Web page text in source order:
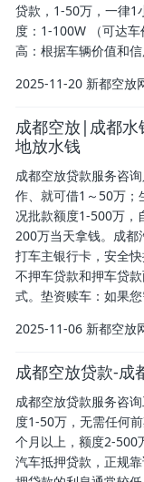
贷款，1-50万，一律1
度：1-100W （可达
高：根据车辆价值和
2025-11-20 新都空放
成都空放|成都
地放水钱
成都空放贷款服务咨
作、就可借1～50万；
况批款额度1-500万，
200万当天拿钱。成都
打车主银行卡，安全
不押车贷款和押车贷
式。垫资赎车：如果
2025-11-06 新都空放
成都空放贷款-成
成都空放贷款服务咨
度1-50万，无需任何
个月以上，额度2-500
汽车抵押贷款，正规